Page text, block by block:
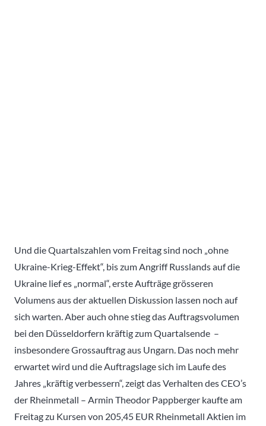
Und die Quartalszahlen vom Freitag sind noch „ohne
Ukraine-Krieg-Effekt“, bis zum Angriff Russlands auf die
Ukraine lief es „normal“, erste Aufträge grösseren
Volumens aus der aktuellen Diskussion lassen noch auf
sich warten. Aber auch ohne stieg das Auftragsvolumen
bei den Düsseldorfern kräftig zum Quartalsende –
insbesondere Grossauftrag aus Ungarn. Das noch mehr
erwartet wird und die Auftragslage sich im Laufe des
Jahres „kräftig verbessern“, zeigt das Verhalten des CEO’s
der Rheinmetall – Armin Theodor Pappberger kaufte am
Freitag zu Kursen von 205,45 EUR Rheinmetall Aktien im